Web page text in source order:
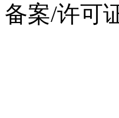
备案/许可